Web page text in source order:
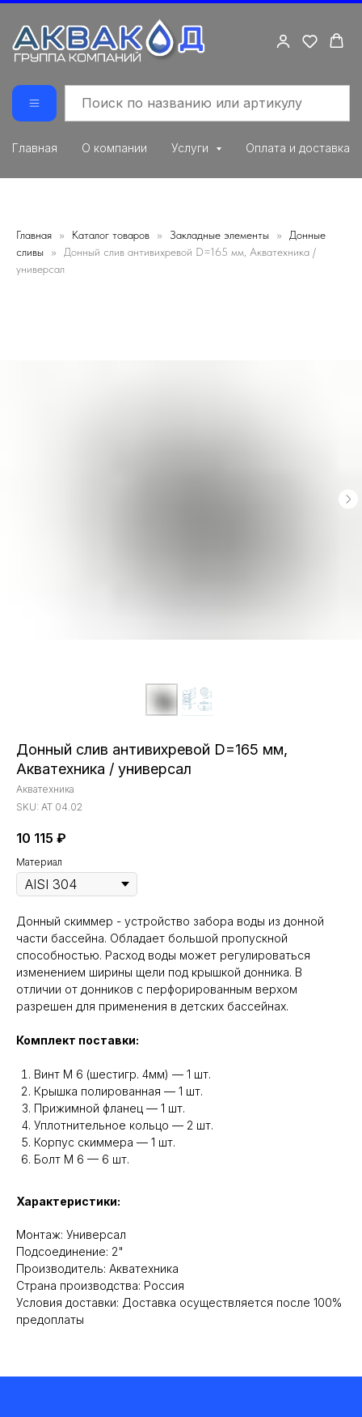
Главная О компании Услуги Оплата и доставка
Главная Каталог товаров Закладные элементы
Донные
сливы
Донный слив антивихревой D=165 мм, Акватехника /
универсал
Донный слив антивихревой D=165 мм,
Акватехника / универсал
Акватехника
SKU: АТ 04.02
10 115 ₽
Материал
Донный скиммер - устройство забора воды из донной
части бассейна. Обладает большой пропускной
способностью. Расход воды может регулироваться
изменением ширины щели под крышкой донника. В
отличии от донников с перфорированным верхом
разрешен для применения в детских бассейнах.
Комплект поставки:
Винт М 6 (шестигр. 4мм) — 1 шт.
Крышка полированная — 1 шт.
Прижимной фланец — 1 шт.
Уплотнительное кольцо — 2 шт.
Корпус скиммера — 1 шт.
Болт М 6 — 6 шт.
Характеристики:
Монтаж: Универсал
Подсоединение: 2"
Производитель: Акватехника
Cтрана производства: Россия
Условия доставки: Доставка осуществляется после 100%
предоплаты